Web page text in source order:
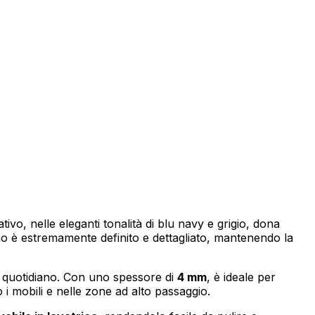
nelle eleganti tonalità di blu navy e grigio, dona
è estremamente definito e dettagliato, mantenendo la
Con uno spessore di 4 mm, è ideale per
mobili e nelle zone ad alto passaggio.
di essi. Questi cookie non
appare o si comporta, ad